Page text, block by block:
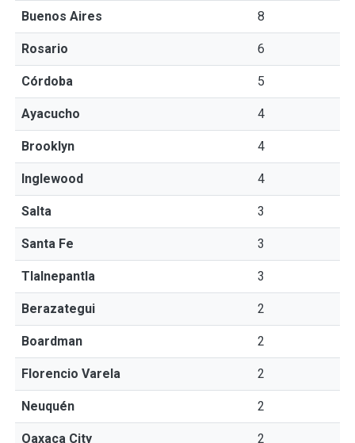
Buenos Aires 8
Rosario 6
Córdoba 5
Ayacucho 4
Brooklyn 4
Inglewood 4
Salta 3
Santa Fe 3
Tlalnepantla 3
Berazategui 2
Boardman 2
Florencio Varela 2
Neuquén 2
Oaxaca City 2